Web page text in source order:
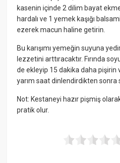
kasenin içinde 2 dilim bayat
hardalı ve 1 yemek kaşığı
ezerek macun haline getirin.
Bu karışımı yemeğin suyuna
lezzetini arttıracaktır. Fırında
de ekleyip 15 dakika daha pişirin
yarım saat dinlendirdikten sonra
Not: Kestaneyi hazır pişmiş
pratik olur.